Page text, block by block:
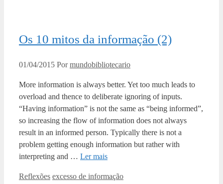
Os 10 mitos da informação (2)
01/04/2015 Pormundobibliotecario
More information is always better. Yet too much leads to
overload and thence to deliberate ignoring of inputs.
“Having information” is not the same as “being informed”,
so increasing the flow of information does not always
result in an informed person. Typically there is not a
problem getting enough information but rather with
interpreting and … Ler mais
Categorias
Reflexões Tags
excesso de informação